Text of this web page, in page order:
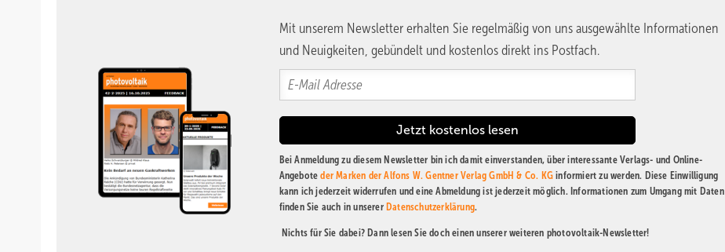
Mit unserem Newsletter erhalten Sie regelmäßig von uns ausgewählte Informationen
und Neuigkeiten, gebündelt und kostenlos direkt ins Postfach.
Bei Anmeldung zu diesem Newsletter bin ich damit einverstanden, über interessante Verlags- und Online-
Angeboteder Marken der Alfons W. Gentner Verlag GmbH & Co. KG informiert zu werden. Diese Einwilligung
kann ich jederzeit widerrufen und eine Abmeldung ist jederzeit möglich. Informationen zum Umgang mit Daten
finden Sie auch in unserer Datenschutzerklärung.
Nichts für Sie dabei? Dann lesen Sie doch einen unserer weiteren photovoltaik-Newsletter!